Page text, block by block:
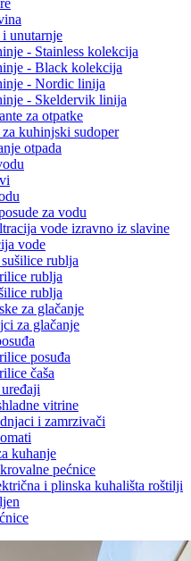
unutarnje
- Stainless kolekcija
- Black kolekcija
- Nordic linija
- Skeldervik linija
za otpatke
kuhinjski sudoper
otpada
za vodu
vode izravno iz slavine
vode
rublja
rublja
rublja
za glačanje
za glačanje
posuđa
čaša
vitrine
i zamrzivači
kuhanje
pećnice
i plinska kuhališta roštilji